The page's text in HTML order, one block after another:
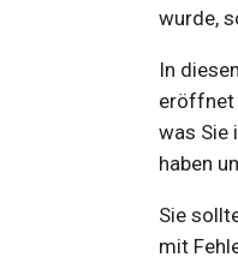
wurde,
In
eröffnet
was Sie
haben
Sie
mit